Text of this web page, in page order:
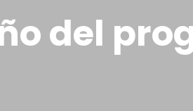
del